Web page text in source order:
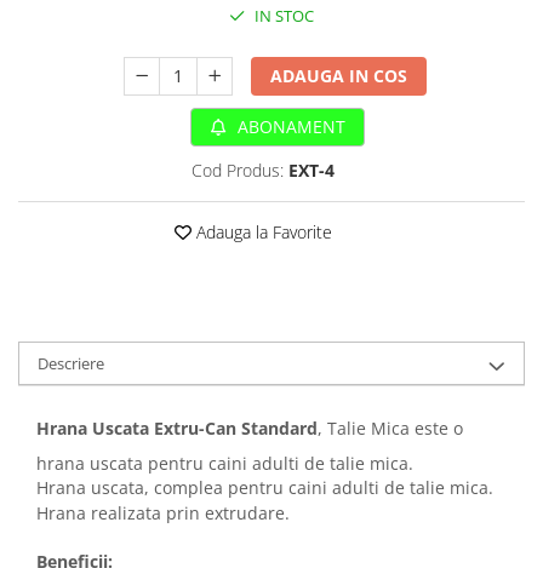
Covorase absorbante
Curatare Ochi
Solutii Atractante si repelente
Lese, Hamuri si Zgarzi
Paturi, perne si cosuri pentru pisici
Recompense Delicioase
IN STOC
ADAUGA IN COS
ABONAMENT
Cod Produs: EXT-4
Adauga la Favorite
Descriere
Hrana Uscata Extru-Can Standard, Talie Mica este o
hrana uscata pentru caini adulti de talie mica.
Hrana uscata, complea pentru caini adulti de talie mica.
Hrana realizata prin extrudare.
Beneficii: